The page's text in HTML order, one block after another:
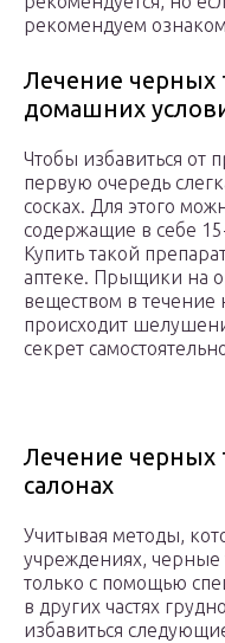
рекомендуем
Лечение черных
домашних
Чтобы избавиться от
первую очередь
сосках. Для этого
содержащие в себе
Купить такой
аптеке. Прыщики на
веществом в течение
происходит
секрет
Лечение черных
салонах
Учитывая методы,
учреждениях, черные
только с помощью
в других частях
избавиться